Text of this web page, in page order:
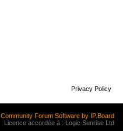
Privacy Policy
Community Forum Software by IP.Board
Licence accordée à : Logic Sunrise Ltd